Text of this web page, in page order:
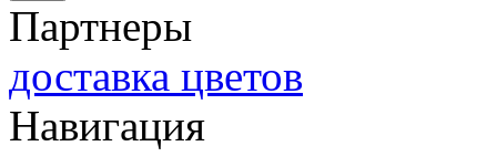
Партнеры
доставка цветов
Навигация